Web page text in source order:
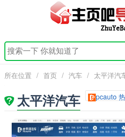
所在位置 / 首页 / 汽车 / 太平洋汽
太平洋汽车 pcauto